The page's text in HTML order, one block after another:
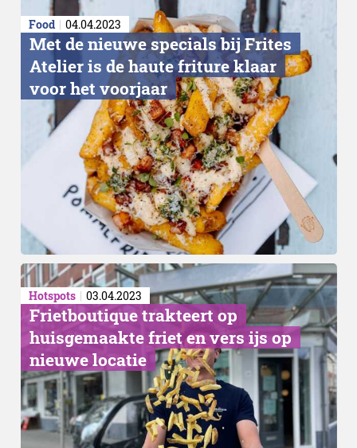
Food 04.04.2023
Met de nieuwe specials bij Frites
Atelier is de haute friture klaar
voor het voorjaar
Hotspots 03.04.2023
Frietboutique trakteert op
huisgemaakte friet en vers ijs op
nieuwe locatie